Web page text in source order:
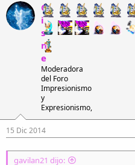
C
i
s
n
e
Moderadora
del Foro
Impresionismo
y
Expresionismo,
15 Dic 2014
gavilan21 dijo: